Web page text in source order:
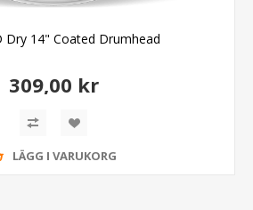
Dry 14" Coated Drumhead
309,00 kr
LÄGG I VARUKORG